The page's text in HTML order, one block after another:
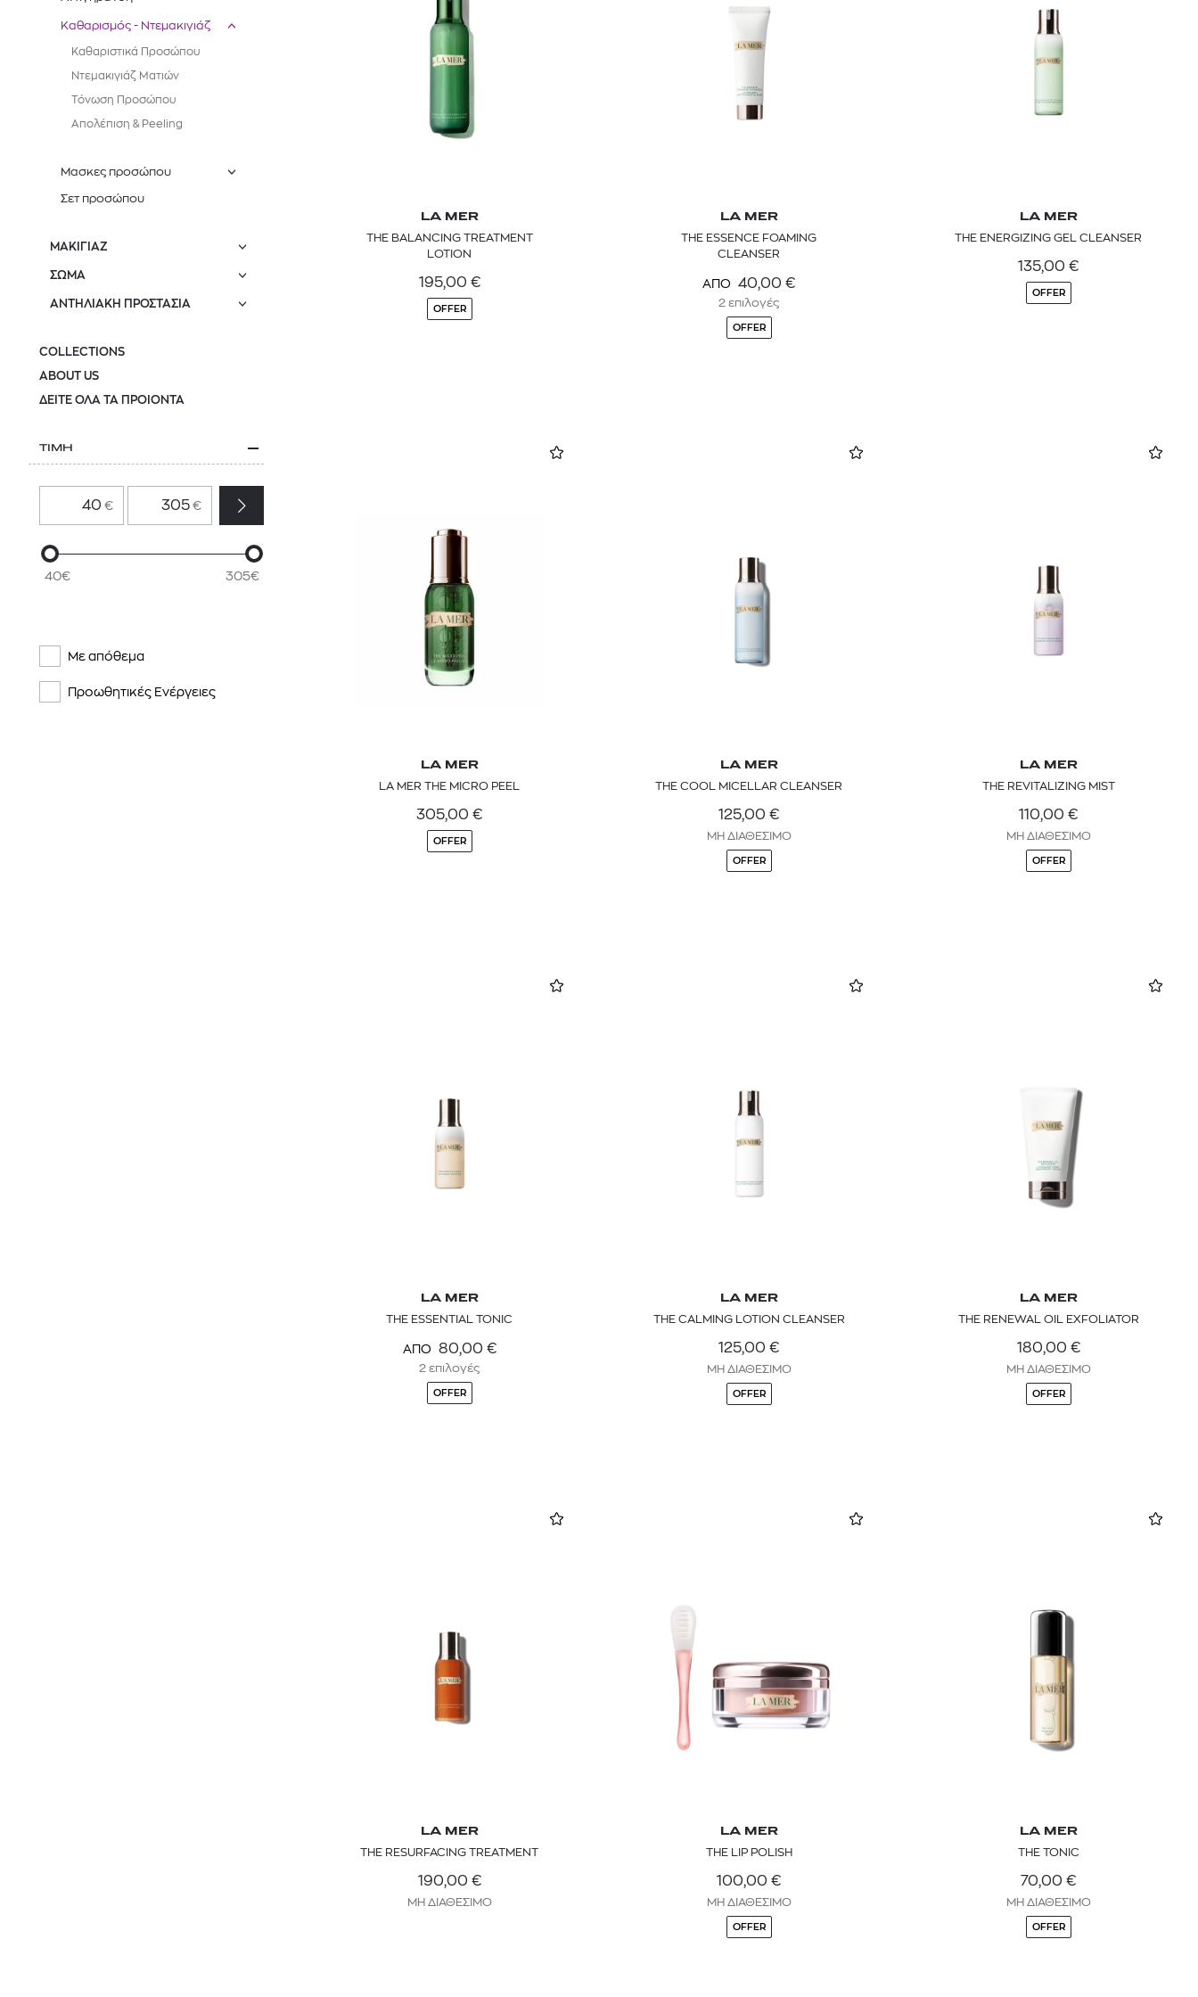
365,00 € OFFER
Καθαρισμός - Ντεμακιγιάζ
Καθαριστικά Προσώπου
Ντεμακιγιάζ Ματιών
Τόνωση Προσώπου
Απολέπιση & Peeling
Μασκες προσώπου
Σετ προσώπου
ΜΑΚΙΓΙΑΖ
ΣΩΜΑ
ΑΝΤΗΛΙΑΚΗ ΠΡΟΣΤΑΣΙΑ
COLLECTIONS
ABOUT US
ΔΕΙΤΕ ΟΛΑ ΤΑ ΠΡΟΙΌΝΤΑ
ΤΙΜΗ
€ €
40€ 305€
Με απόθεμα
Προωθητικές Ενέργειες
LA MER
THE BALANCING TREATMENT
LOTION
195,00 €
OFFER
LA MER
THE ESSENCE FOAMING
CLEANSER
ΑΠΟ 40,00 €
2 επιλογές
OFFER
LA MER
THE ENERGIZING GEL CLEANSER
135,00 €
OFFER
LA MER
LA MER THE MICRO PEEL
305,00 €
OFFER
LA MER
THE COOL MICELLAR CLEANSER
125,00 €
ΜΗ ΔΙΑΘΕΣΙΜΟ
OFFER
LA MER
THE REVITALIZING MIST
110,00 €
ΜΗ ΔΙΑΘΕΣΙΜΟ
OFFER
LA MER
THE ESSENTIAL TONIC
ΑΠΟ 80,00 €
2 επιλογές
OFFER
LA MER
THE CALMING LOTION CLEANSER
125,00 €
ΜΗ ΔΙΑΘΕΣΙΜΟ
OFFER
LA MER
THE RENEWAL OIL EXFOLIATOR
180,00 €
ΜΗ ΔΙΑΘΕΣΙΜΟ
OFFER
LA MER
THE RESURFACING TREATMENT
190,00 €
ΜΗ ΔΙΑΘΕΣΙΜΟ
LA MER
THE LIP POLISH
100,00 €
ΜΗ ΔΙΑΘΕΣΙΜΟ
OFFER
LA MER
THE TONIC
70,00 €
ΜΗ ΔΙΑΘΕΣΙΜΟ
OFFER